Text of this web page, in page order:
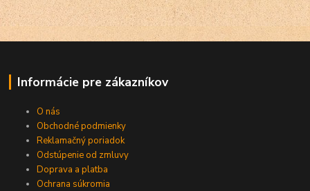
Informácie pre zákazníkov
O nás
Obchodné podmienky
Reklamačný poriadok
Odstúpenie od zmluvy
Doprava a platba
Ochrana súkromia